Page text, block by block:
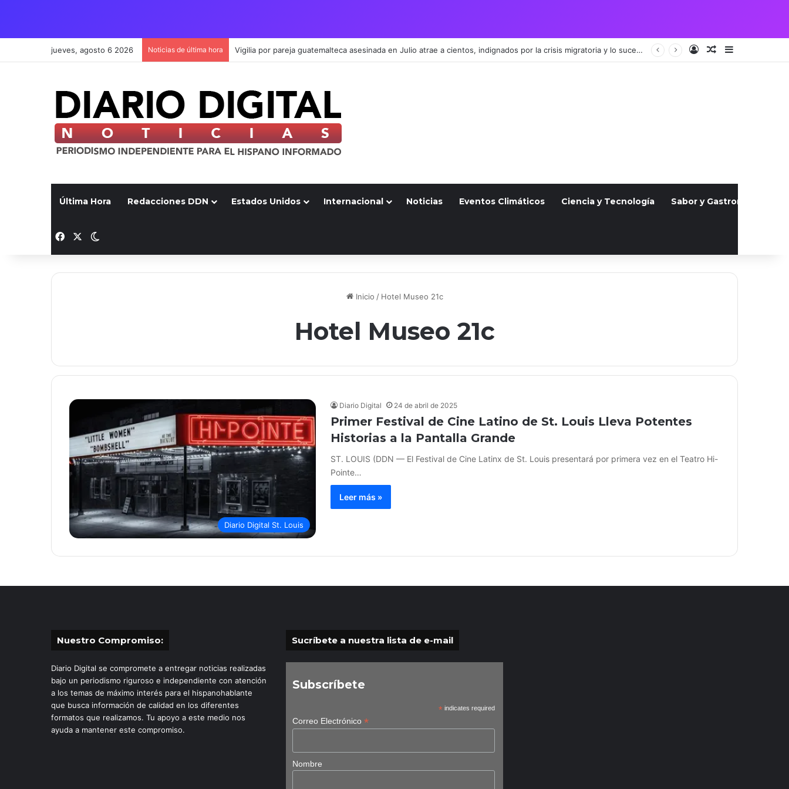
jueves, agosto 6 2026 Noticias de última hora Vigilia por pareja guatemalteca asesinada en Julio atrae a cientos, indignados por la crisis migratoria y lo sucedido AccesoPublicación al
Última Hora Redacciones DDN Estados Unidos Internacional Noticias Eventos Climáticos Ciencia y Tecnología Sabor y Gastronomía
Facebook
Inicio / Hotel Museo 21c
Hotel Museo 21c
Diario Digital St. Louis
Diario Digital 24 de abril de 2025
Primer Festival de Cine Latino de St. Louis Lleva Potentes
Historias a la Pantalla Grande
ST. LOUIS (DDN — El Festival de Cine Latinx de St. Louis presentará por primera vez en el Teatro Hi-
Pointe…
Leer más »
Nuestro Compromiso:
Diario Digital se compromete a entregar noticias realizadas
bajo un periodismo riguroso e independiente con atención
a los temas de máximo interés para el hispanohablante
que busca información de calidad en los diferentes
formatos que realizamos. Tu apoyo a este medio nos
ayuda a mantener este compromiso.
Sucríbete a nuestra lista de e-mail
Subscríbete
* indicates required
Correo Electrónico*
Nombre